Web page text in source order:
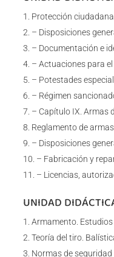
Protección ciudadana
– Disposiciones
– Documentación e
– Actuaciones para
– Potestades
– Régimen
– Capítulo IX. Armas
Reglamento de armas
– Disposiciones
– Fabricación y
– Licencias,
UNIDAD
Armamento.
Teoría del tiro.
Normas de